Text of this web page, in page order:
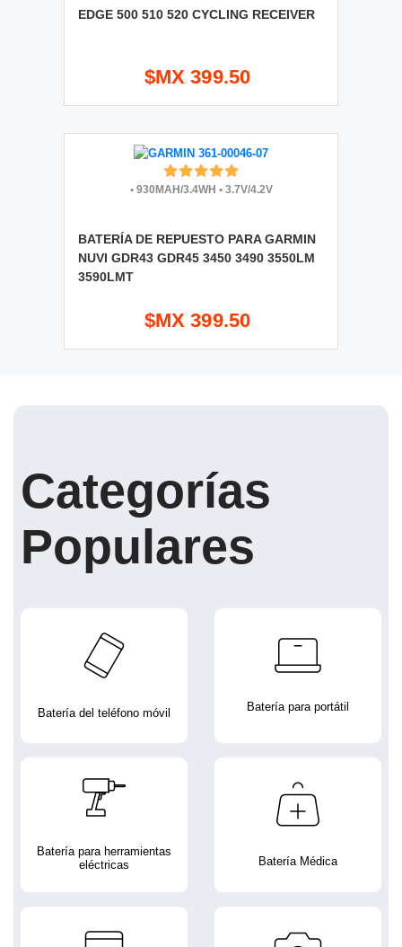
EDGE 500 510 520 CYCLING RECEIVER
$MX 399.50
•930MAH/3.4WH •3.7V/4.2V
BATERÍA DE REPUESTO PARA GARMIN
NUVI GDR43 GDR45 3450 3490 3550LM
3590LMT
$MX 399.50
Categorías
Populares
Batería del teléfono móvil Batería para portátil
Batería para herramientas
eléctricas
Batería Médica